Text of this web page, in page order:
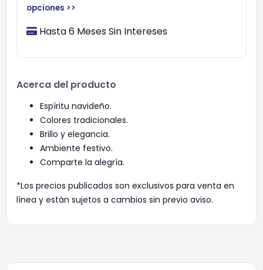
opciones >>
Hasta 6 Meses Sin Intereses
Acerca del producto
Espíritu navideño.
Colores tradicionales.
Brillo y elegancia.
Ambiente festivo.
Comparte la alegría.
*Los precios publicados son exclusivos para venta en
línea y están sujetos a cambios sin previo aviso.